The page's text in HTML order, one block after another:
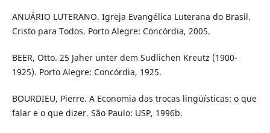
ANUÁRIO LUTERANO. Igreja Evangélica Luterana do Brasil.
Cristo para Todos. Porto Alegre: Concórdia, 2005.
BEER, Otto. 25 Jaher unter dem Sudlichen Kreutz (1900-
1925). Porto Alegre: Concórdia, 1925.
BOURDIEU, Pierre. A Economia das trocas lingüísticas: o que
falar e o que dizer. São Paulo: USP, 1996b.